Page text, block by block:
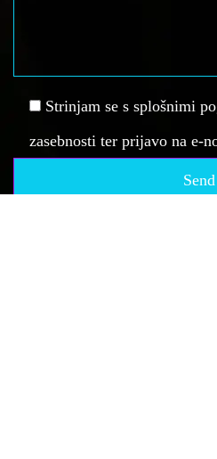
Strinjam se s splošnimi
zasebnosti ter prijavo na e-